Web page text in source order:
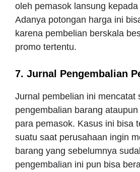
oleh pemasok lansung
Adanya potongan harga ini
karena pembelian berskala
promo tertentu.
7. Jurnal Pengembalian
Jurnal pembelian ini mencatat
pengembalian barang
para pemasok. Kasus ini bisa
suatu saat perusahaan ingin
barang yang sebelumnya
pengembalian ini pun bisa